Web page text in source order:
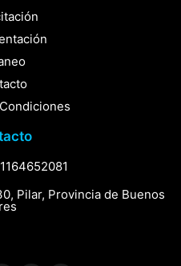
Pilar, Provincia de Buenos